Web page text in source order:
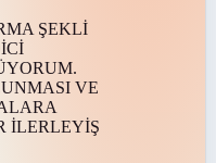
ŞEKLİ
VE
İLERLEYİŞ